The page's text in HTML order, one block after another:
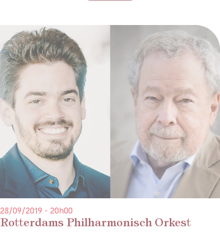
Rotterdams Philharmonisch Orkest
28/09/2019 - 20h00